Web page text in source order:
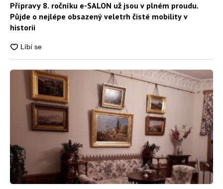
Přípravy 8. ročníku e-SALON už jsou v plném proudu.
Půjde o nejlépe obsazený veletrh čisté mobility v
historii